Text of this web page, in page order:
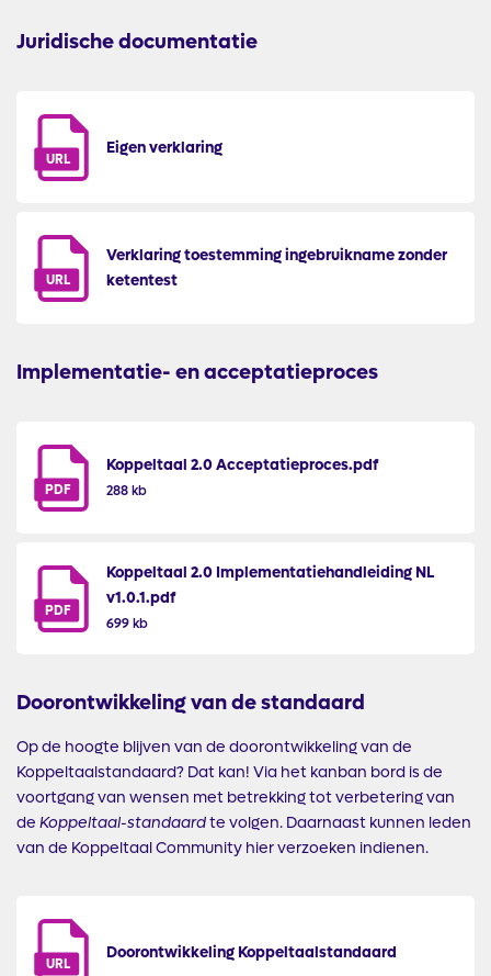
Juridische documentatie
URL
Eigen verklaring
URL
Verklaring toestemming ingebruikname zonder
ketentest
Implementatie- en acceptatieproces
PDF
Koppeltaal 2.0 Acceptatieproces.pdf
288 kb
PDF
Koppeltaal 2.0 Implementatiehandleiding NL
v1.0.1.pdf
699 kb
Doorontwikkeling van de standaard
Op de hoogte blijven van de doorontwikkeling van de
Koppeltaalstandaard? Dat kan! Via het kanban bord is de
voortgang van wensen met betrekking tot verbetering van
de Koppeltaal-standaardte volgen. Daarnaast kunnen leden
van de Koppeltaal Community hier verzoeken indienen.
URL
Doorontwikkeling Koppeltaalstandaard